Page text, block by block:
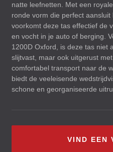
natte leefnetten. Met een
ronde vorm die perfect
voorkomt deze tas effectief de
en vocht in je auto of berging.
1200D Oxford, is deze tas niet
slijtvast, maar ook uitgerust
comfortabel transport naar de
biedt de veeleisende
schone en georganiseerde
VIND EEN